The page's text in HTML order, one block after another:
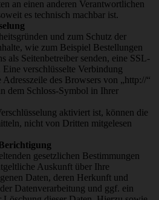
an einen anderen Verantwortlichen
es technisch machbar ist.
und zum Schutz der
wie zum Beispiel Bestellungen
als Seitenbetreiber senden, eine SSL-
verschlüsselte Verbindung
Adresszeile des Browsers von „http://“
dem Schloss-Symbol in Ihrer
aktiviert ist, können die
nicht von Dritten mitgelesen
gesetzlichen Bestimmungen
Auskunft über Ihre
Daten, deren Herkunft und
Datenverarbeitung und ggf. ein